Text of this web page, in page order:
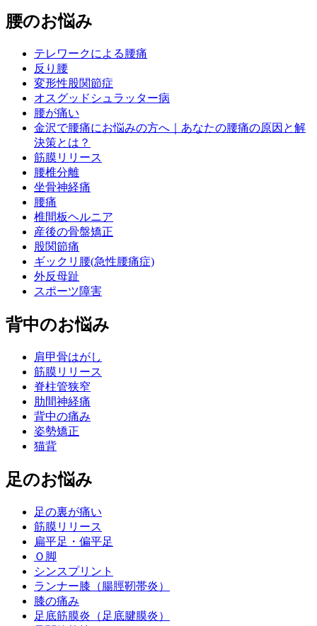
腰のお悩み
テレワークによる腰痛
反り腰
変形性股関節症
オスグッドシュラッター病
腰が痛い
金沢で腰痛にお悩みの方へ｜あなたの腰痛の原因と解
決策とは？
筋膜リリース
腰椎分離
坐骨神経痛
腰痛
椎間板ヘルニア
産後の骨盤矯正
股関節痛
ギックリ腰(急性腰痛症)
外反母趾
スポーツ障害
背中のお悩み
肩甲骨はがし
筋膜リリース
脊柱管狭窄
肋間神経痛
背中の痛み
姿勢矯正
猫背
足のお悩み
足の裏が痛い
筋膜リリース
扁平足・偏平足
Ｏ脚
シンスプリント
ランナー膝（腸脛靭帯炎）
膝の痛み
足底筋膜炎（足底腱膜炎）